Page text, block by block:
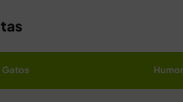
Gatos Humor